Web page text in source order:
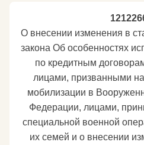
О внесении изменения в
закона Об особенностях
по кредитным
лицами, призванными
мобилизации в
Федерации, лицами,
специальной военной
их семей и о внесении